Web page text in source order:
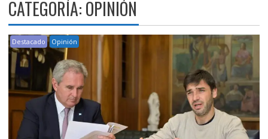
CATEGORÍA:OPINIÓN
Destacado Opinión